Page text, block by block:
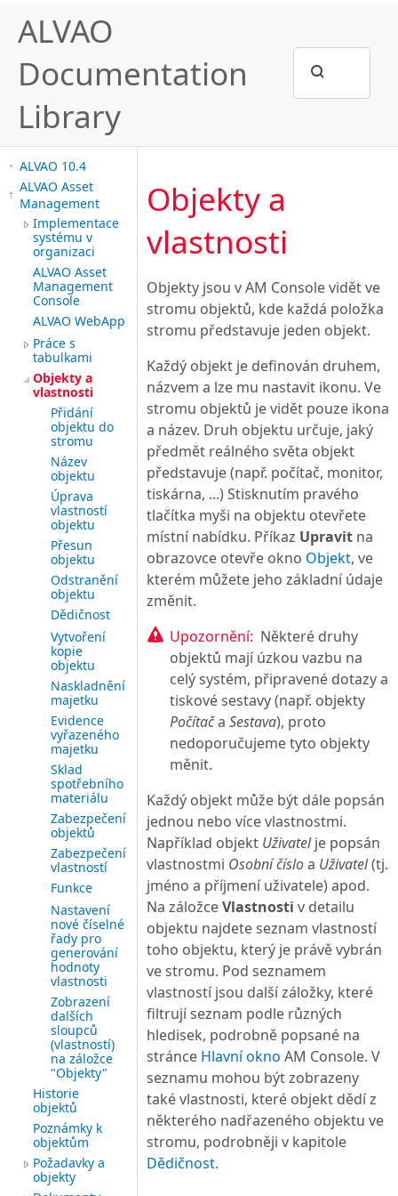
ALVAO
Documentation
Library
ALVAO 10.4
ALVAO Asset
Management
Implementace
systému v
organizaci
ALVAO Asset
Management
Console
ALVAO WebApp
Práce s
tabulkami
Objekty a
vlastnosti
Přidání
objektu do
stromu
Název
objektu
Úprava
vlastností
objektu
Přesun
objektu
Odstranění
objektu
Dědičnost
Vytvoření
kopie
objektu
Naskladnění
majetku
Evidence
vyřazeného
majetku
Sklad
spotřebního
materiálu
Zabezpečení
objektů
Zabezpečení
vlastností
Funkce
Nastavení
nové číselné
řady pro
generování
hodnoty
vlastnosti
Zobrazení
dalších
sloupců
(vlastností)
na záložce
"Objekty"
Historie
objektů
Poznámky k
objektům
Požadavky a
objekty
Objekty a
vlastnosti
Objekty jsou v AM Console vidět ve
stromu objektů, kde každá položka
stromu představuje jeden objekt.
Každý objekt je definován druhem,
názvem a lze mu nastavit ikonu. Ve
stromu objektů je vidět pouze ikona
a název. Druh objektu určuje, jaký
předmět reálného světa objekt
představuje (např. počítač, monitor,
tiskárna, ...) Stisknutím pravého
tlačítka myši na objektu otevřete
místní nabídku. Příkaz Upravit na
obrazovce otevře okno Objekt, ve
kterém můžete jeho základní údaje
změnit.
Upozornění: Některé druhy
objektů mají úzkou vazbu na
celý systém, připravené dotazy a
tiskové sestavy (např. objekty
Počítača Sestava), proto
nedoporučujeme tyto objekty
měnit.
Každý objekt může být dále popsán
jednou nebo více vlastnostmi.
Například objekt Uživatelje popsán
vlastnostmi Osobní čísloa Uživatel(tj.
jméno a příjmení uživatele) apod.
Na záložceVlastnosti v detailu
objektu najdete seznam vlastností
toho objektu, který je právě vybrán
ve stromu. Pod seznamem
vlastností jsou další záložky, které
filtrují seznam podle různých
hledisek, podrobně popsané na
stránce Hlavní okno AM Console. V
seznamu mohou být zobrazeny
také vlastnosti, které objekt dědí z
některého nadřazeného objektu ve
stromu, podrobněji v kapitole
Dědičnost.